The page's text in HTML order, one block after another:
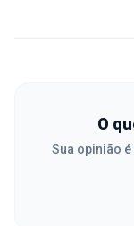
O
Sua opinião